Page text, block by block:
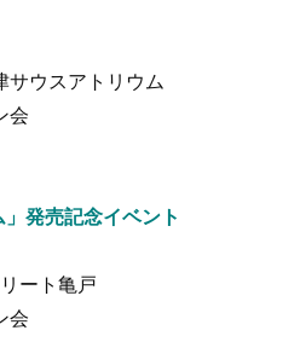
サウスアトリウム
会
発売記念イベント
ート亀戸
会